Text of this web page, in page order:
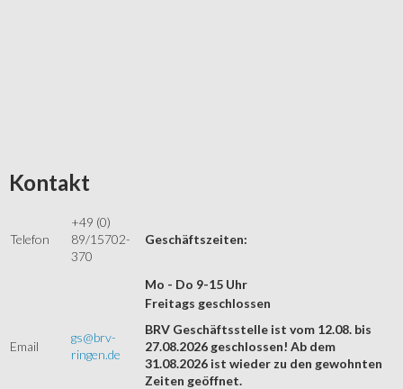
Kontakt
Telefon
+49 (0)
89/15702-
370
Geschäftszeiten:
Mo - Do 9-15 Uhr
Email
gs@brv-
ringen.de
Freitags geschlossen
BRV Geschäftsstelle ist vom 12.08. bis
27.08.2026 geschlossen! Ab dem
31.08.2026 ist wieder zu den gewohnten
Zeiten geöffnet.